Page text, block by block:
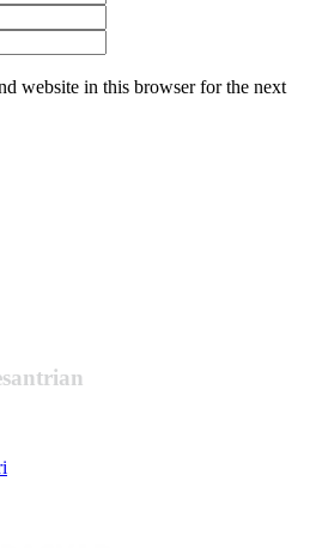
website in this browser for the next